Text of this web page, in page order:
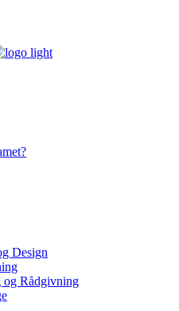
Design
Rådgivning